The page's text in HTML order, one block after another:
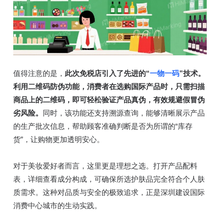
值得注意的是， 此次免税店引入了先进的“一物一码”技术。
利用二维码防伪功能，消费者在选购国际产品时，只需扫描
商品上的二维码，即可轻松验证产品真伪，有效规避假冒伪
劣风险。 同时，该功能还支持溯源查询，能够清晰展示产品
的生产批次信息，帮助顾客准确判断是否为所谓的“库存
货”，让购物更加透明安心。
对于美妆爱好者而言，这里更是理想之选。打开产品配料
表，详细查看成分构成，可确保所选护肤品完全符合个人肤
质需求。这种对品质与安全的极致追求，正是深圳建设国际
消费中心城市的生动实践。